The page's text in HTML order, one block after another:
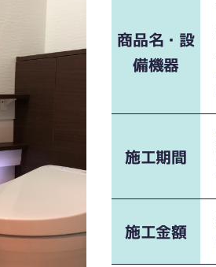
商品名・設
備機器
施工期間
施工金額